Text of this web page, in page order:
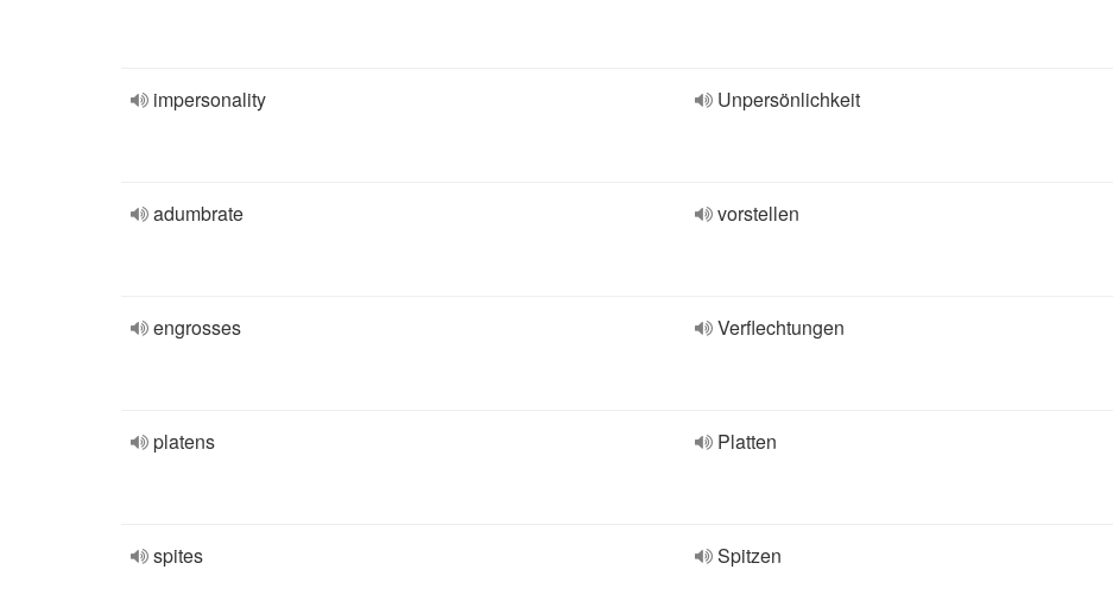
impersonality Unpersönlichkeit
adumbrate vorstellen
engrosses Verflechtungen
platens Platten
spites Spitzen